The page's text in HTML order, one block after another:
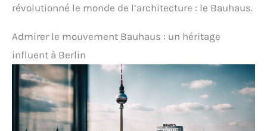
révolutionné le monde de l’architecture : le Bauhaus.
Admirer le mouvement Bauhaus : un héritage
influent à Berlin